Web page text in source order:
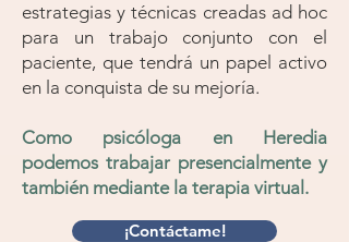
estrategias y técnicas creadas ad hoc
para un trabajo conjunto con el
paciente, que tendrá un papel activo
en la conquista de su mejoría.
Como psicóloga en Heredia
podemos trabajar presencialmente y
también mediante la terapia virtual.
¡Contáctame!